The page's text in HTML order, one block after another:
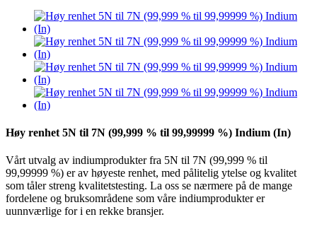
Høy renhet 5N til 7N (99,999 % til 99,99999 %) Indium (In)
Vårt utvalg av indiumprodukter fra 5N til 7N (99,999 % til
99,99999 %) er av høyeste renhet, med pålitelig ytelse og kvalitet
som tåler streng kvalitetstesting. La oss se nærmere på de mange
fordelene og bruksområdene som våre indiumprodukter er
uunnværlige for i en rekke bransjer.